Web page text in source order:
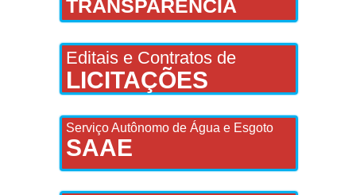
TRANSPARÊNCIA
Editais e Contratos de
LICITAÇÕES
Serviço Autônomo de Água e Esgoto
SAAE